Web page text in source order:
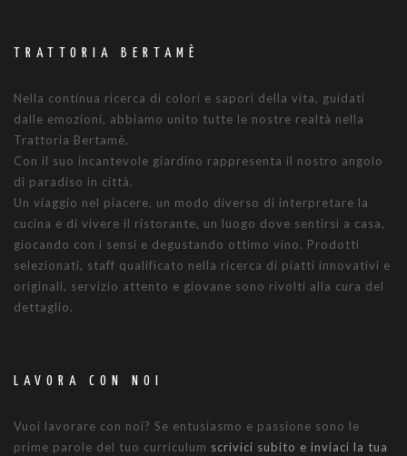
TRATTORIA BERTAMÈ
Nella continua ricerca di colori e sapori della vita, guidati
dalle emozioni, abbiamo unito tutte le nostre realtà nella
Trattoria Bertamè.
Con il suo incantevole giardino rappresenta il nostro angolo
di paradiso in città.
Un viaggio nel piacere, un modo diverso di interpretare la
cucina e di vivere il ristorante, un luogo dove sentirsi a casa,
giocando con i sensi e degustando ottimo vino. Prodotti
selezionati, staff qualificato nella ricerca di piatti innovativi e
originali, servizio attento e giovane sono rivolti alla cura del
dettaglio.
LAVORA CON NOI
Vuoi lavorare con noi? Se entusiasmo e passione sono le
prime parole del tuo curriculum scrivici subito e inviaci la tua